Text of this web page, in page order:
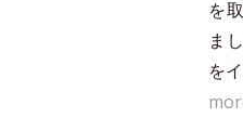
を
ま
を